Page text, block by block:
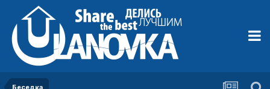
Беседка